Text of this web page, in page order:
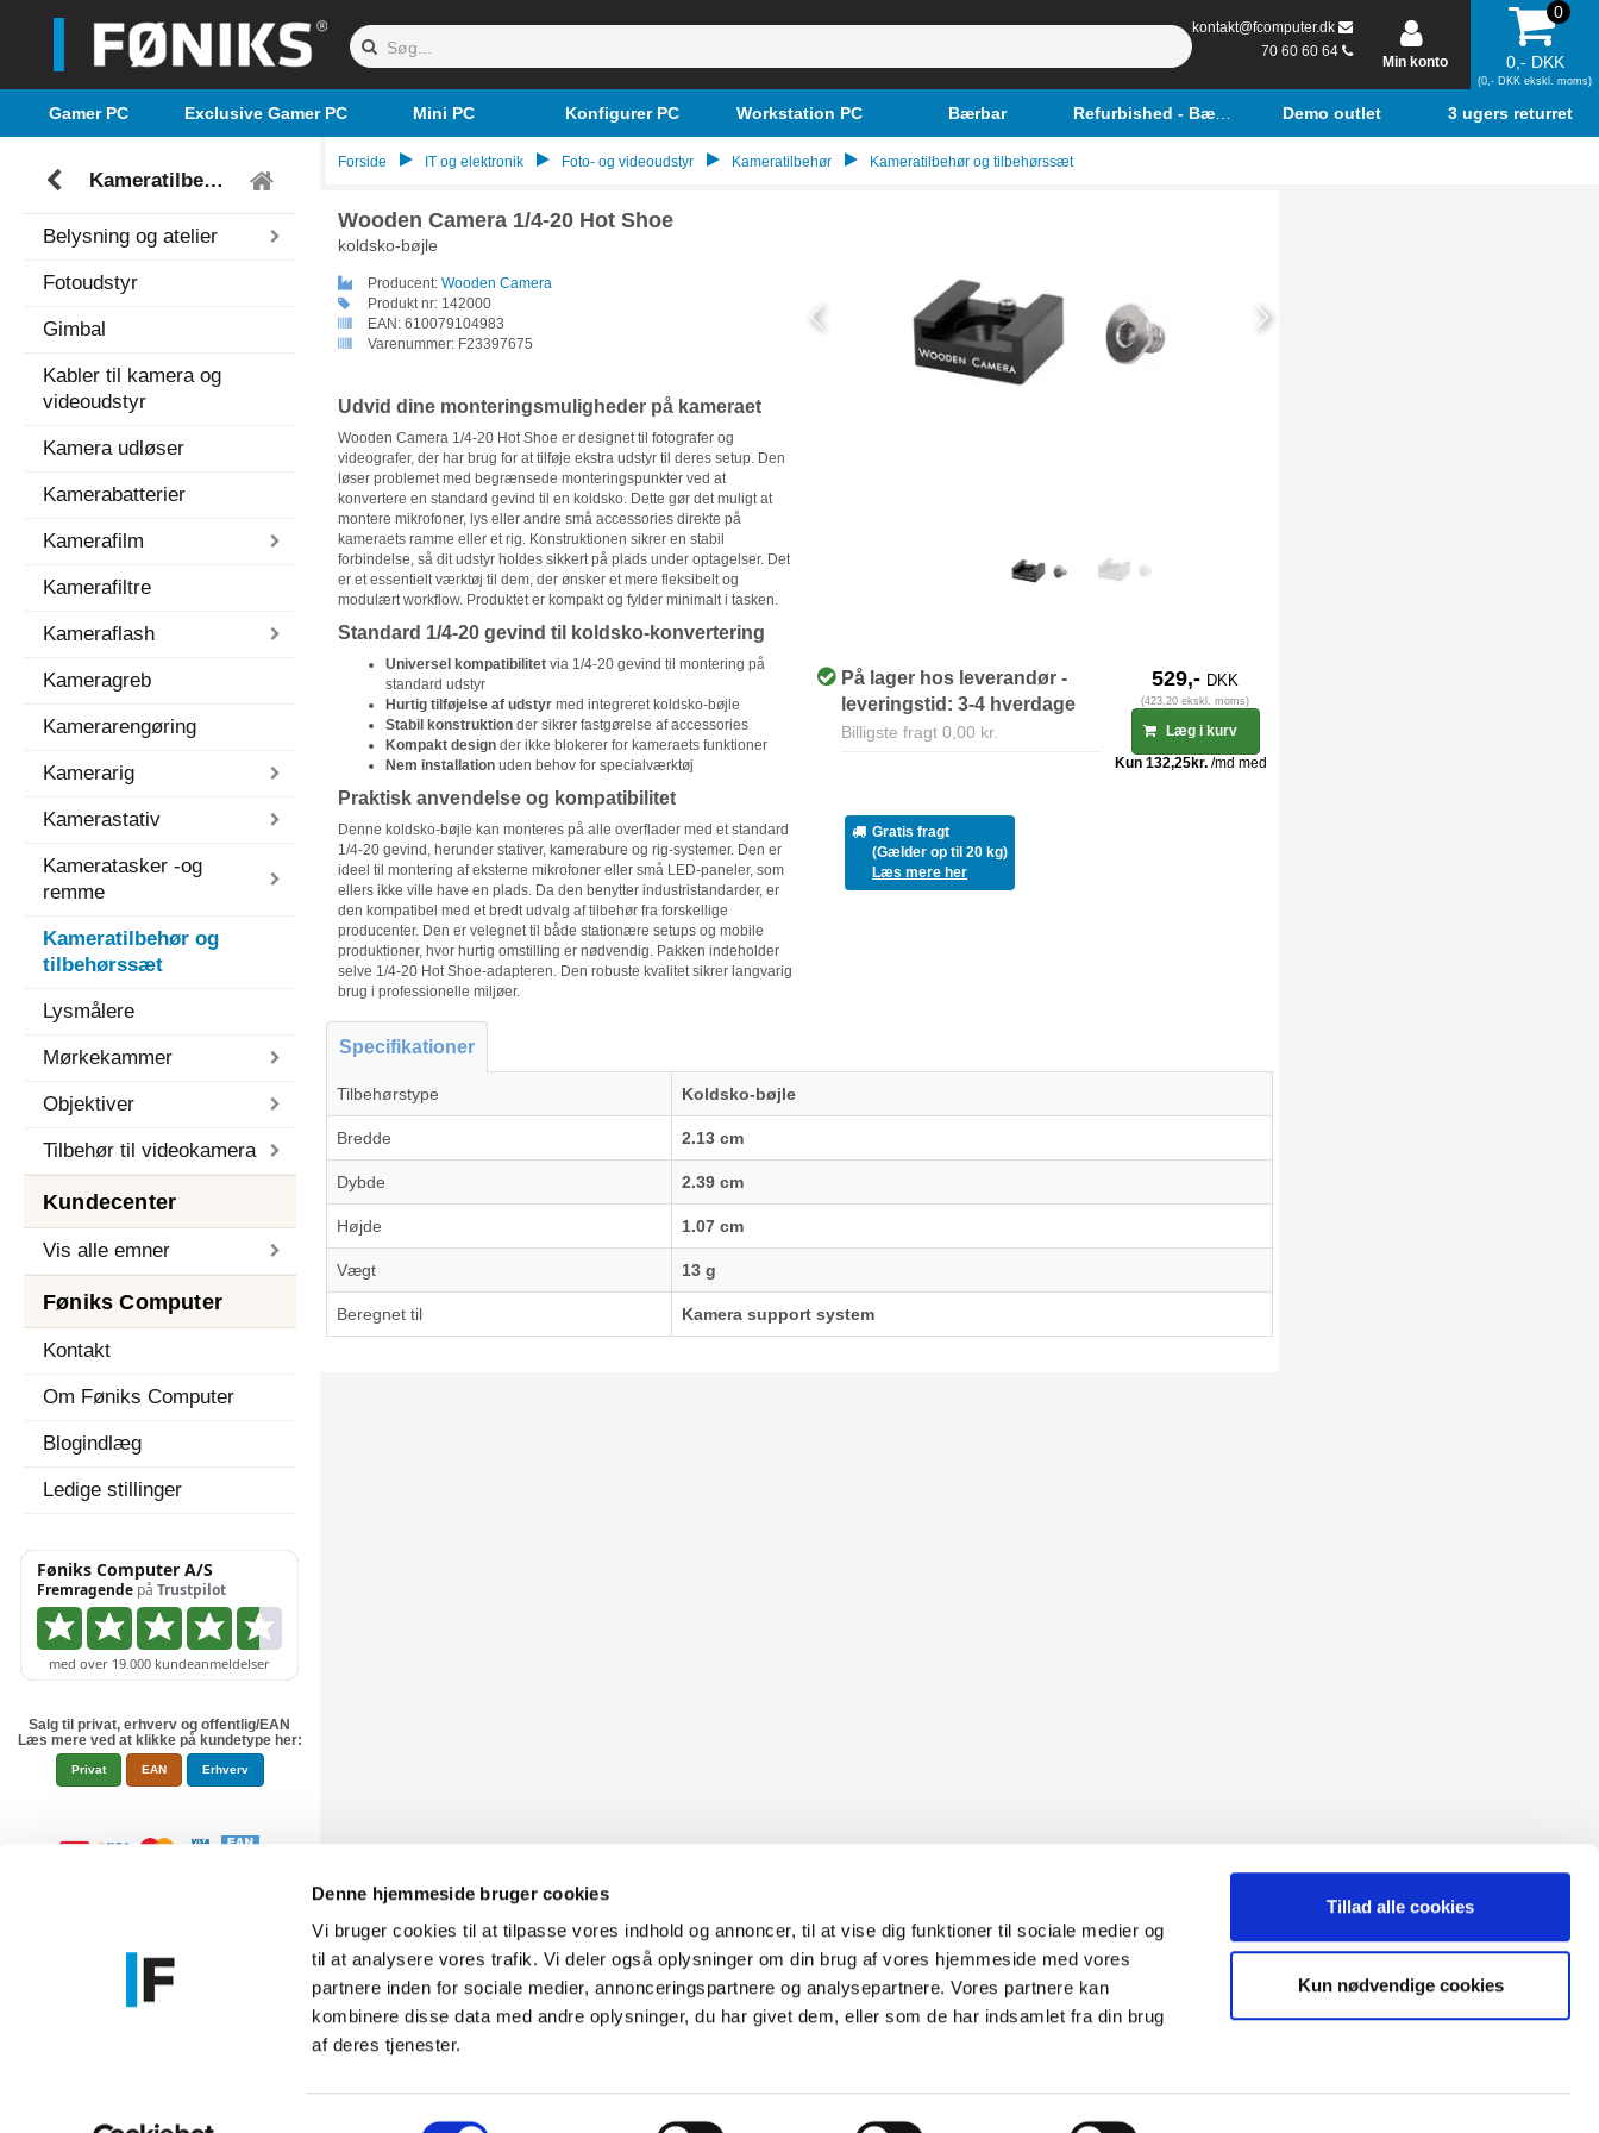
Denne hjemmeside bruger cookies
Vi bruger cookies til at tilpasse vores indhold og annoncer, til at vise dig funktioner til sociale medier og
til at analysere vores trafik. Vi deler også oplysninger om din brug af vores hjemmeside med vores
partnere inden for sociale medier, annonceringspartnere og analysepartnere. Vores partnere kan
kombinere disse data med andre oplysninger, du har givet dem, eller som de har indsamlet fra din brug
af deres tjenester.
Samtykkevalg
Tillad alle cookies
Kun nødvendige cookies
kontakt@fcomputer.dk
70 60 60 64
Min konto
0
0,- DKK
(0,- DKK ekskl. moms)
Gamer PC Exclusive Gamer PC Mini PC Konfigurer PC Workstation PC Bærbar Refurbished - Bærbar Demo outlet 3 ugers returret
Kameratilbehør
Belysning og atelier
Fotoudstyr
Gimbal
Kabler til kamera og
videoudstyr
Kamera udløser
Kamerabatterier
Kamerafilm
Kamerafiltre
Kameraflash
Kameragreb
Kamerarengøring
Kamerarig
Kamerastativ
Kameratasker -og
remme
Kameratilbehør og
tilbehørssæt
Lysmålere
Mørkekammer
Objektiver
Tilbehør til videokamera
Kundecenter
Vis alle emner
Føniks Computer
Kontakt
Om Føniks Computer
Blogindlæg
Ledige stillinger
Salg til privat, erhverv og offentlig/EAN
Læs mere ved at klikke på kundetype her:
Privat EAN Erhverv
Forside IT og elektronik Foto- og videoudstyr Kameratilbehør Kameratilbehør og tilbehørssæt
Wooden Camera 1/4-20 Hot Shoe
koldsko-bøjle
Producent: Wooden Camera
Produkt nr: 142000
EAN: 610079104983
Varenummer: F23397675
Udvid dine monteringsmuligheder på kameraet
Wooden Camera 1/4-20 Hot Shoe er designet til fotografer og
videografer, der har brug for at tilføje ekstra udstyr til deres setup. Den
løser problemet med begrænsede monteringspunkter ved at
konvertere en standard gevind til en koldsko. Dette gør det muligt at
montere mikrofoner, lys eller andre små accessories direkte på
kameraets ramme eller et rig. Konstruktionen sikrer en stabil
forbindelse, så dit udstyr holdes sikkert på plads under optagelser. Det
er et essentielt værktøj til dem, der ønsker et mere fleksibelt og
modulært workflow. Produktet er kompakt og fylder minimalt i tasken.
Standard 1/4-20 gevind til koldsko-konvertering
Universel kompatibilitetvia 1/4-20 gevind til montering på
standard udstyr
Hurtig tilføjelse af udstyrmed integreret koldsko-bøjle
Stabil konstruktionder sikrer fastgørelse af accessories
Kompakt designder ikke blokerer for kameraets funktioner
Nem installationuden behov for specialværktøj
Praktisk anvendelse og kompatibilitet
Denne koldsko-bøjle kan monteres på alle overflader med et standard
1/4-20 gevind, herunder stativer, kamerabure og rig-systemer. Den er
ideel til montering af eksterne mikrofoner eller små LED-paneler, som
ellers ikke ville have en plads. Da den benytter industristandarder, er
den kompatibel med et bredt udvalg af tilbehør fra forskellige
producenter. Den er velegnet til både stationære setups og mobile
produktioner, hvor hurtig omstilling er nødvendig. Pakken indeholder
selve 1/4-20 Hot Shoe-adapteren. Den robuste kvalitet sikrer langvarig
brug i professionelle miljøer.
På lager hos leverandør -
leveringstid: 3-4 hverdage
Billigste fragt 0,00 kr.
529,- DKK
(423,20 ekskl. moms)
Læg i kurv
Gratis fragt
(Gælder op til 20 kg)
Læs mere her
Specifikationer
Tilbehørstype Koldsko-bøjle
Bredde 2.13 cm
Dybde 2.39 cm
Højde 1.07 cm
Vægt 13 g
Beregnet til Kamera support system
Føniks Computer Aarhus
CVR.: 26208637
Anelystparken 33B, 8381 Tilst
Generelle henvendelser:
kontakt@fcomputer.dk
Service- og reklamationsafdelingen: